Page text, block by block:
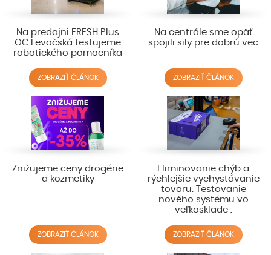
Na predajni FRESH Plus
OC Levočská testujeme
robotického pomocníka
ZOBRAZIŤ ČLÁNOK
Na centrále sme opäť
spojili sily pre dobrú vec
ZOBRAZIŤ ČLÁNOK
Znižujeme ceny drogérie
a kozmetiky
ZOBRAZIŤ ČLÁNOK
Eliminovanie chýb a
rýchlejšie vychystávanie
tovaru: Testovanie
nového systému vo
veľkosklade .
ZOBRAZIŤ ČLÁNOK